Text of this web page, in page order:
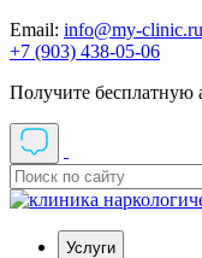
Email: info@my-clinic.ru
+7 (903) 438-05-06
Получите
Услуги